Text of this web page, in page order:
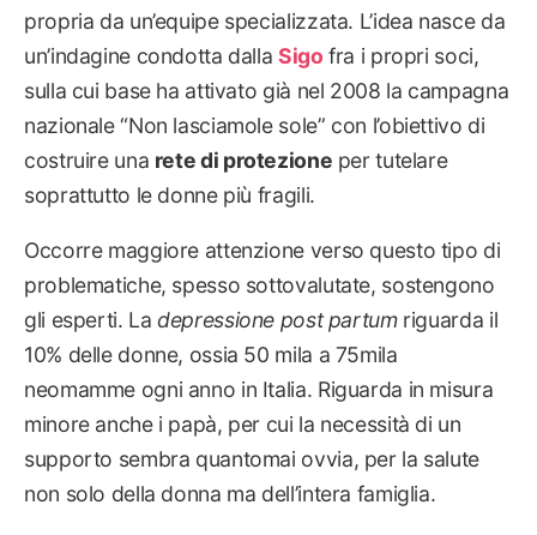
propria da un’equipe specializzata. L’idea nasce da
un’indagine condotta dallaSigo fra i propri soci,
sulla cui base ha attivato già nel 2008 la campagna
nazionale “Non lasciamole sole” con l’obiettivo di
costruire una rete di protezione per tutelare
soprattutto le donne più fragili.
Occorre maggiore attenzione verso questo tipo di
problematiche, spesso sottovalutate, sostengono
gli esperti. Ladepressione post partumriguarda il
10% delle donne, ossia 50 mila a 75mila
neomamme ogni anno in Italia. Riguarda in misura
minore anche i papà, per cui la necessità di un
supporto sembra quantomai ovvia, per la salute
non solo della donna ma dell’intera famiglia.